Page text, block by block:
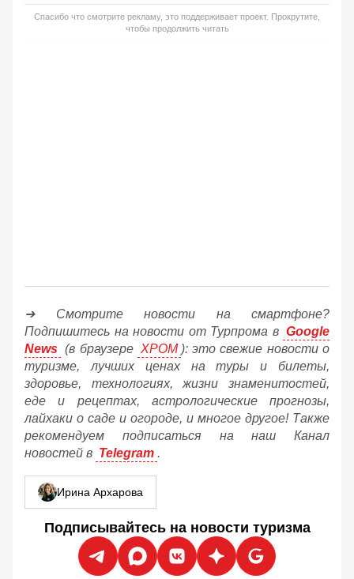
Спасибо что смотрите рекламу, это поддерживает проект. Прокрутите,
чтобы продолжить читать
➔ Смотрите новости на смартфоне?
Подпишитесь на новости от Турпрома в Google
News (в браузере ХРОМ ): это свежие новости о
туризме, лучших ценах на туры и билеты,
здоровье, технологиях, жизни знаменитостей,
еде и рецептах, астрологические прогнозы,
лайхаки о саде и огороде, и многое другое! Также
рекомендуем подписаться на наш Канал
новостей в Telegram .
Ирина Архарова
Подписывайтесь на новости туризма